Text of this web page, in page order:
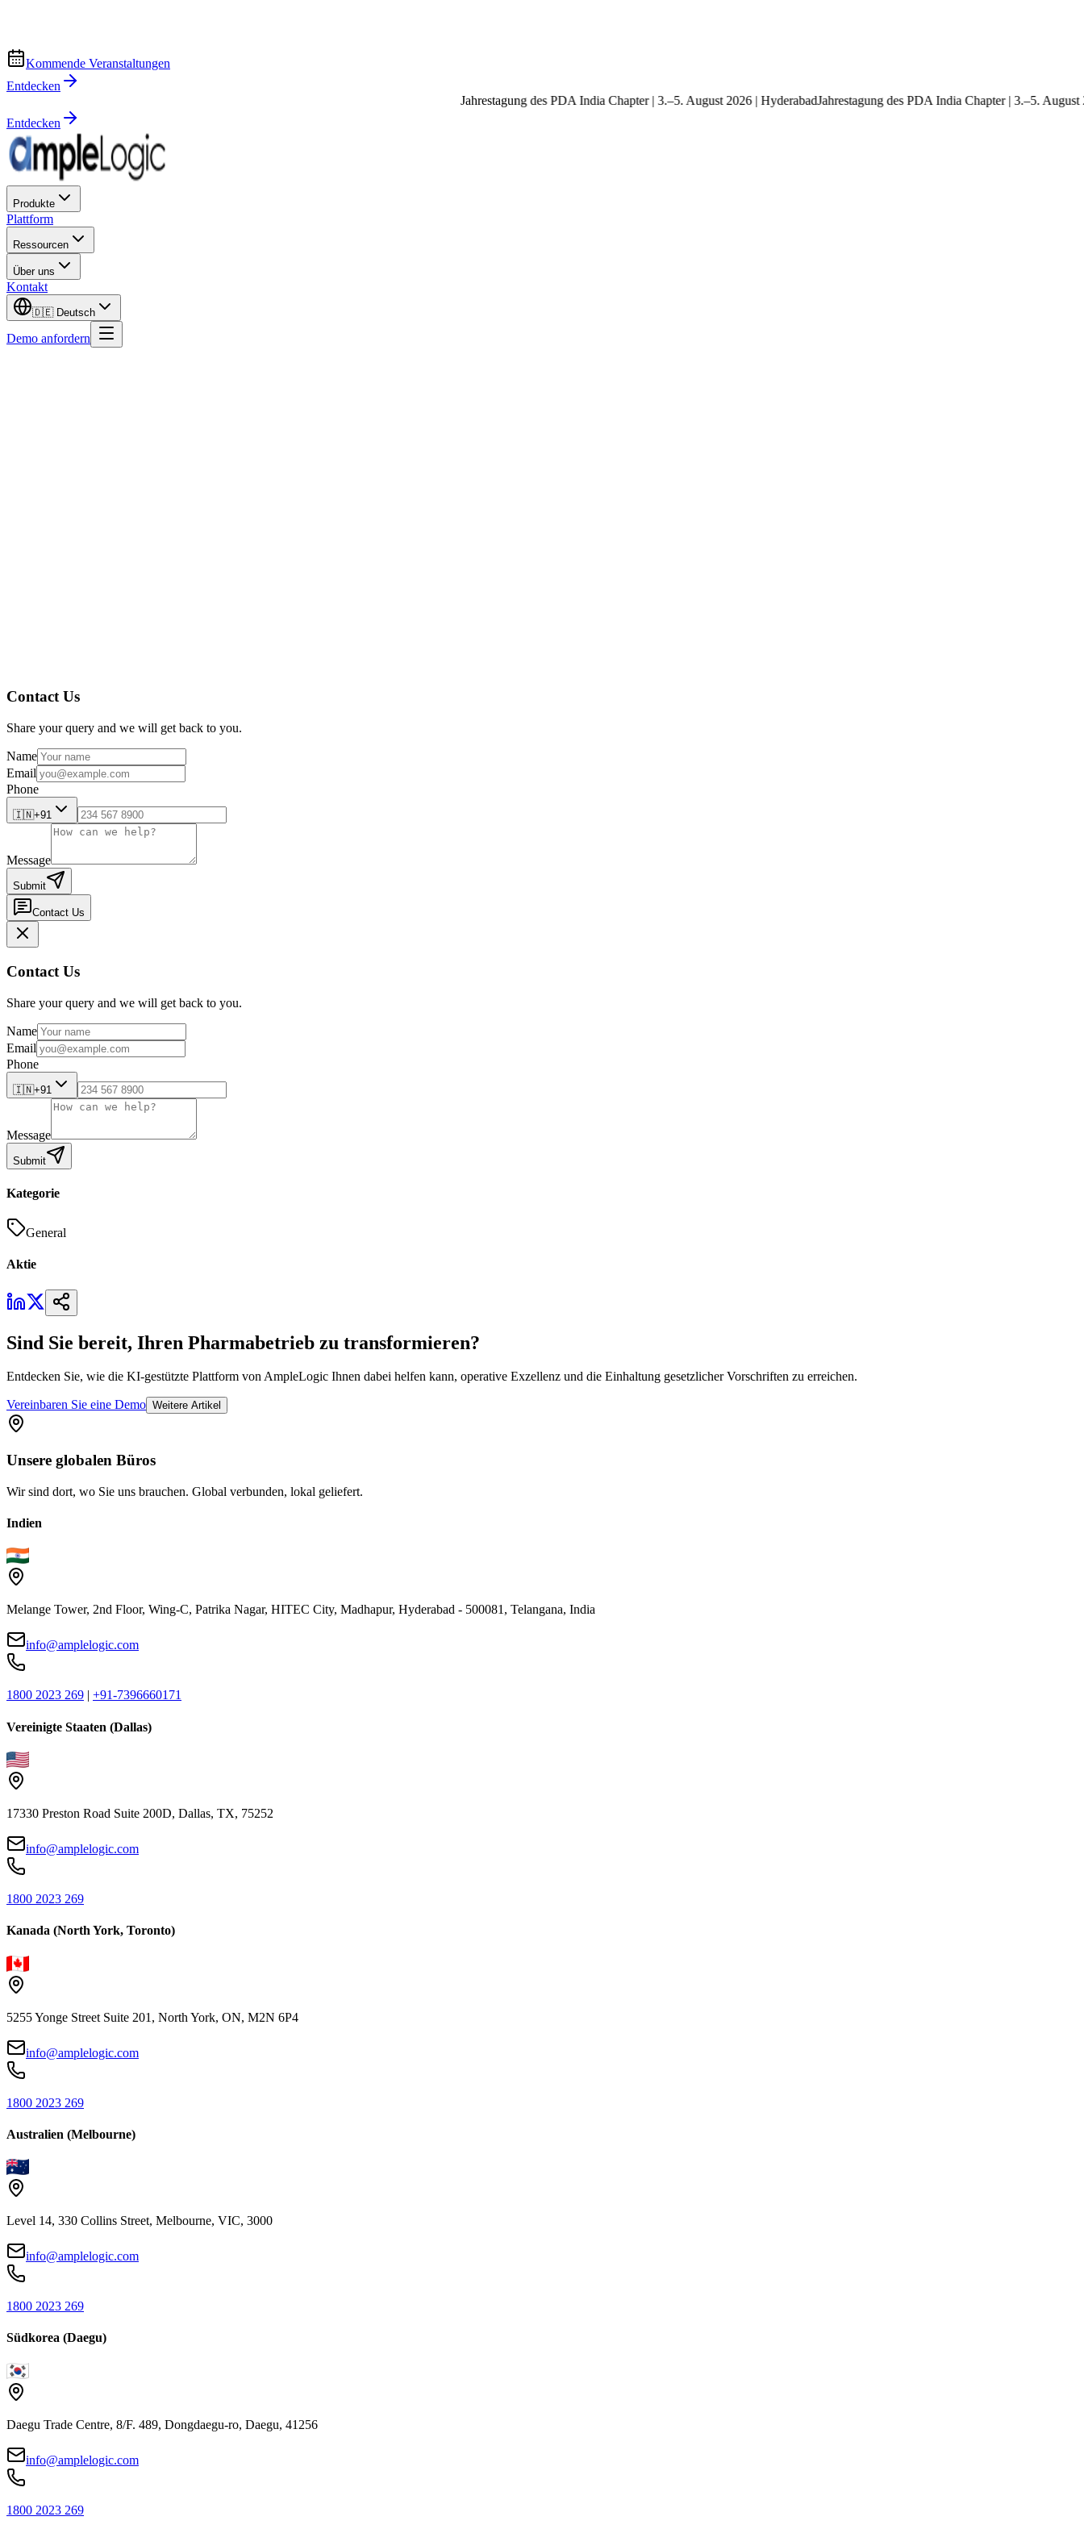
Kommende Veranstaltungen
Entdecken
Jahrestagung des PDA India Chapter | 3.–5. August 2026 | HyderabadJahrestagung des PDA India Chapter | 3.–5.
Entdecken
Produkte
Plattform
Ressourcen
Über uns
Kontakt
🇩🇪 Deutsch
Demo anfordern
Contact Us
Share your query and we will get back to you.
Name
Email
Phone
🇮🇳+91
Message
Submit
Contact Us
Contact Us
Share your query and we will get back to you.
Name
Email
Phone
🇮🇳+91
Message
Submit
Kategorie
General
Aktie
Sind Sie bereit, Ihren Pharmabetrieb zu transformieren?
Entdecken Sie, wie die KI-gestützte Plattform von AmpleLogic Ihnen dabei helfen kann, operative Exzellenz und die Einhaltung gesetzlicher Vorschriften zu erreichen.
Vereinbaren Sie eine Demo Weitere Artikel
Unsere globalen Büros
Wir sind dort, wo Sie uns brauchen. Global verbunden, lokal geliefert.
Indien
Melange Tower, 2nd Floor, Wing-C, Patrika Nagar, HITEC City, Madhapur, Hyderabad - 500081, Telangana, India
info@amplelogic.com
1800 2023 269 | +91-7396660171
Vereinigte Staaten (Dallas)
17330 Preston Road Suite 200D, Dallas, TX, 75252
info@amplelogic.com
1800 2023 269
Kanada (North York, Toronto)
5255 Yonge Street Suite 201, North York, ON, M2N 6P4
info@amplelogic.com
1800 2023 269
Australien (Melbourne)
Level 14, 330 Collins Street, Melbourne, VIC, 3000
info@amplelogic.com
1800 2023 269
Südkorea (Daegu)
Daegu Trade Centre, 8/F. 489, Dongdaegu-ro, Daegu, 41256
info@amplelogic.com
1800 2023 269